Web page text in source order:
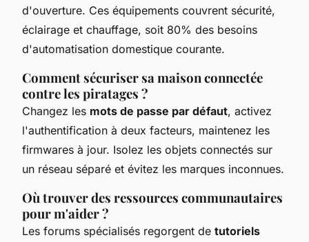
d'ouverture. Ces équipements couvrent sécurité,
éclairage et chauffage, soit 80% des besoins
d'automatisation domestique courante.
Comment sécuriser sa maison connectée
contre les piratages ?
Changez les mots de passe par défaut, activez
l'authentification à deux facteurs, maintenez les
firmwares à jour. Isolez les objets connectés sur
un réseau séparé et évitez les marques inconnues.
Où trouver des ressources communautaires
pour m'aider ?
Les forums spécialisés regorgent de tutoriels